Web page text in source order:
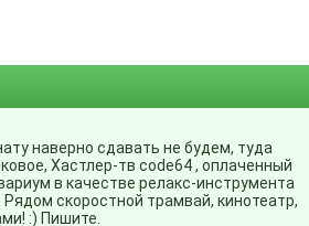
наверно сдавать не будем, туда
Хастлер-тв code64 , оплаченный
в качестве релакс-инструмента
скоростной трамвай, кинотеатр,
:) Пишите.